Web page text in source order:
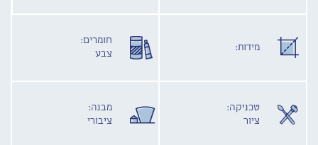
מידות:
חומרים:
צבע
טכניקה:
ציור
מבנה:
ציבורי